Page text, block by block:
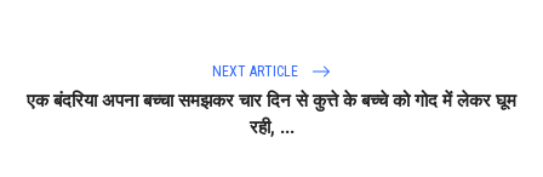
NEXT ARTICLE
एक बंदरिया अपना बच्चा समझकर चार दिन से कुत्ते के बच्चे को गोद में लेकर घूम
रही, ...